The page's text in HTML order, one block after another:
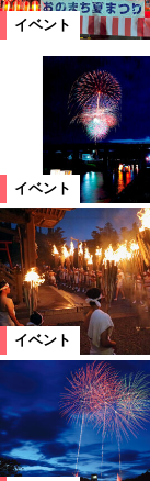
イベント
イベント
イベント